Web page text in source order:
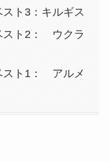
スト3：キルギス
スト2： ウクラ
スト1： アルメ